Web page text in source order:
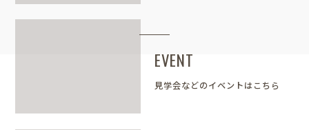
EVENT
見学会などのイベントはこちら